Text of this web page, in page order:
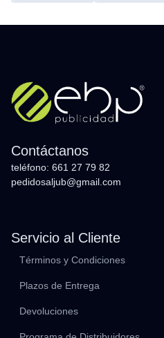
Contáctanos
teléfono: 661 27 79 82
pedidosaljub@gmail.com
Servicio al Cliente
Términos y Condiciones
Plazos de Entrega
Devoluciones